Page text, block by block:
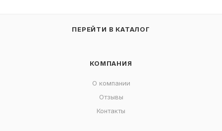
ПЕРЕЙТИ В КАТАЛОГ
КОМПАНИЯ
О компании
Отзывы
Контакты